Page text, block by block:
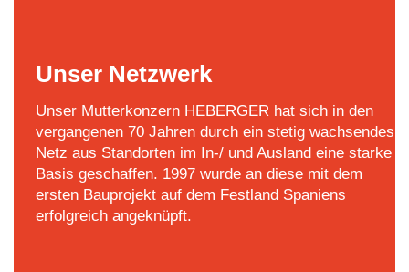
Unser Netzwerk
Unser Mutterkonzern HEBERGER hat sich in den
vergangenen 70 Jahren durch ein stetig wachsendes
Netz aus Standorten im In-/ und Ausland eine starke
Basis geschaffen. 1997 wurde an diese mit dem
ersten Bauprojekt auf dem Festland Spaniens
erfolgreich angeknüpft.